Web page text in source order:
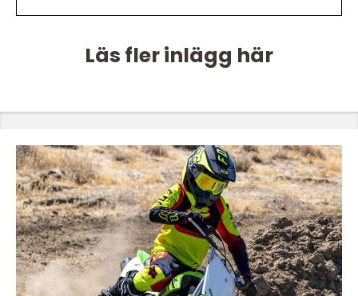
Läs fler inlägg här